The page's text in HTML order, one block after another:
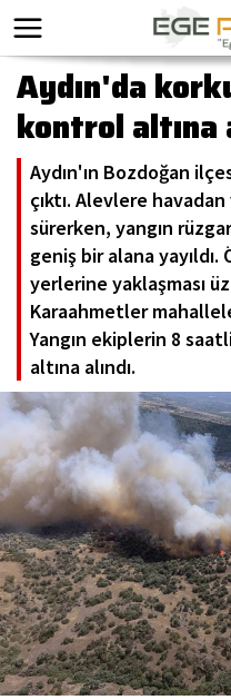
Aydın'da
kontrol altına
Aydın'ın Bozdoğan
çıktı. Alevlere
sürerken, yangın
geniş bir alana
yerlerine yaklaşması
Karaahmetler
Yangın ekiplerin 8
altına alındı.